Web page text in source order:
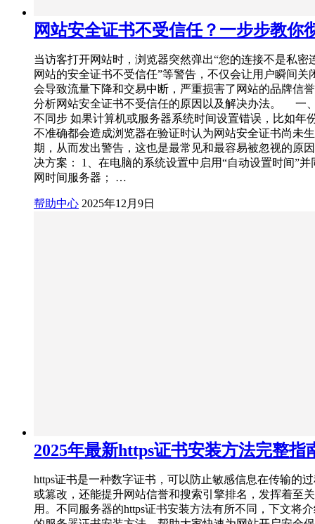
网站安全证书不受信任？一步步教你
当访客打开网站时，浏览器突然弹出“您的连接不是私密
网站的安全证书不受信任”等警告，不仅会让用户瞬间关
会导致流量下降和交易中断，严重损害了网站的品牌信
分析网站安全证书不受信任的原因以及解决办法。 一
不同步 如果计算机或服务器系统时间设置错误，比如年
不准确都会造成浏览器在验证时认为网站安全证书尚未
期，从而发出警告，这也是最常见和最容易被忽视的原
决方案： 1、在电脑的系统设置中启用“自动设置时间”并
网时间服务器； …
帮助中心 2025年12月9日
2025年最新https证书安装方法完整指
https证书是一种数字证书，可以防止敏感信息在传输的
或篡改，还能提升网站信誉和搜索引擎排名，发挥着至
用。不同服务器的https证书安装方法有所不同，下文将